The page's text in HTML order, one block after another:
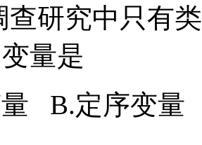
查研究中只有
量是
量 B.定序变